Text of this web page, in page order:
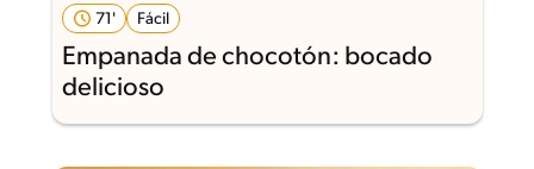
71' Fácil
Empanada de chocotón: bocado
delicioso